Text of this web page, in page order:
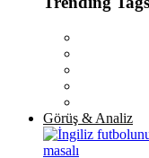
Görüş & Analiz